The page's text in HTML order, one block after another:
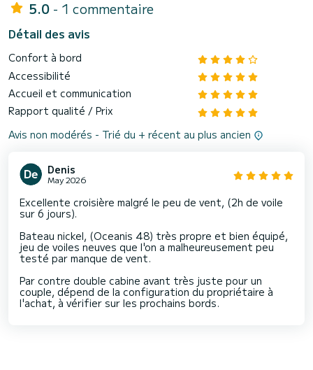
5.0 - 1 commentaire
Détail des avis
Confort à bord
Accessibilité
Accueil et communication
Rapport qualité / Prix
Avis non modérés - Trié du + récent au plus ancien
Denis
May 2026
Excellente croisière malgré le peu de vent, (2h de voile
sur 6 jours).
Bateau nickel, (Oceanis 48) très propre et bien équipé,
jeu de voiles neuves que l'on a malheureusement peu
testé par manque de vent.
Par contre double cabine avant très juste pour un
couple, dépend de la configuration du propriétaire à
l'achat, à vérifier sur les prochains bords.